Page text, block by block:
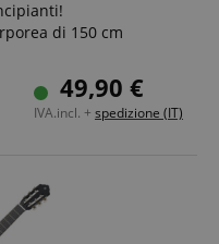
di 150 cm
49,90 €
IVA.incl. + spedizione (IT)